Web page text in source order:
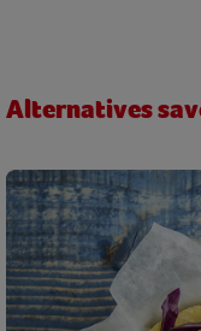
Alternatives